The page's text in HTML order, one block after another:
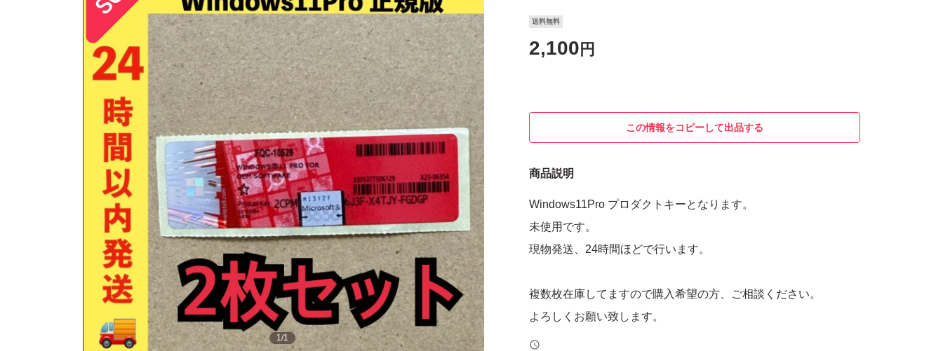
1/1
送料無料
2,100 円
この情報をコピーして出品する
商品説明
Windows11Pro プロダクトキーとなります。
未使用です。
現物発送、24時間ほどで行います。
複数枚在庫してますので購入希望の方、ご相談ください。
よろしくお願い致します。